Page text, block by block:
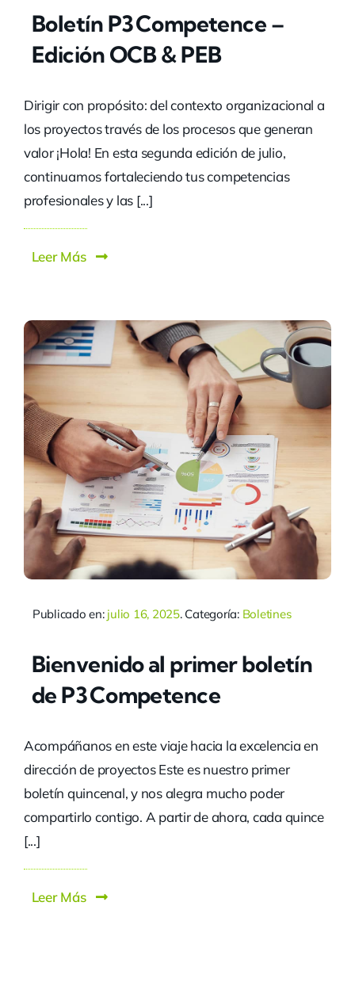
Boletín P3 Competence –
Edición OCB & PEB
Dirigir con propósito: del contexto organizacional a
los proyectos través de los procesos que generan
valor ¡Hola! En esta segunda edición de julio,
continuamos fortaleciendo tus competencias
profesionales y las [...]
Leer Más
Publicado en: julio 16, 2025. Categoría: Boletines
Bienvenido al primer boletín
de P3 Competence
Acompáñanos en este viaje hacia la excelencia en
dirección de proyectos Este es nuestro primer
boletín quincenal, y nos alegra mucho poder
compartirlo contigo. A partir de ahora, cada quince
[...]
Leer Más